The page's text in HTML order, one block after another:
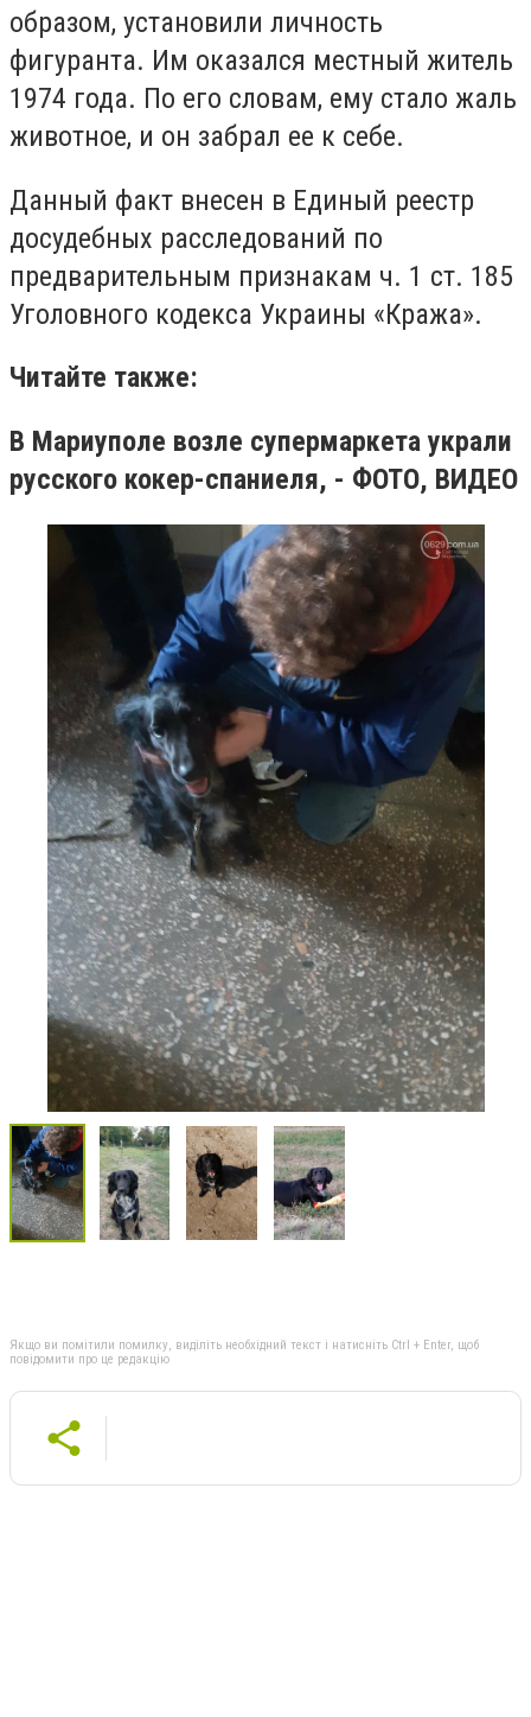
образом, установили личность
фигуранта. Им оказался местный житель
1974 года. По его словам, ему стало жаль
животное, и он забрал ее к себе.
Данный факт внесен в Единый реестр
досудебных расследований по
предварительным признакам ч. 1 ст. 185
Уголовного кодекса Украины «Кража».
Читайте также:
В Мариуполе возле супермаркета украли
русского кокер-спаниеля, - ФОТО, ВИДЕО
Якщо ви помітили помилку, виділіть необхідний текст і натисніть Ctrl + Enter, щоб
повідомити про це редакцію